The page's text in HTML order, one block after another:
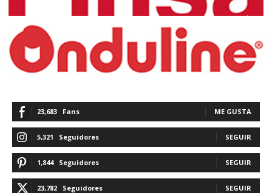
23,683 Fans ME GUSTA
5,321 Seguidores SEGUIR
1,844 Seguidores SEGUIR
23,782 Seguidores SEGUIR